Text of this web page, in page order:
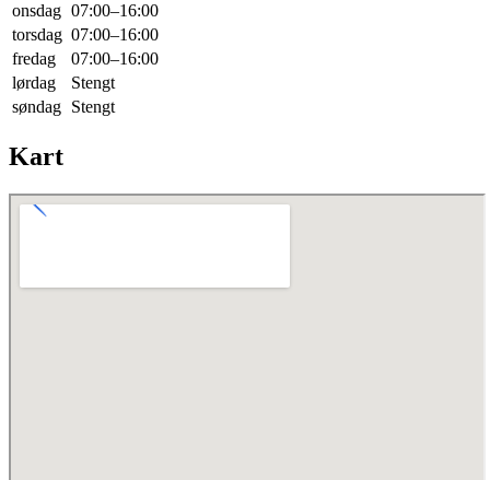
onsdag 07:00–16:00
torsdag 07:00–16:00
fredag
07:00–16:00
lørdag
Stengt
søndag Stengt
Kart